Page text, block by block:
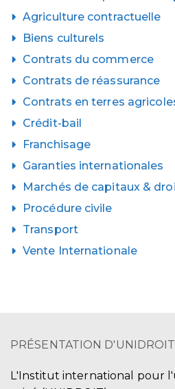
Agriculture contractuelle
Biens culturels
Contrats du commerce
Contrats de réassurance
Contrats en terres
Crédit-bail
Franchisage
Garanties internationales
Marchés de capitaux &
Procédure civile
Transport
Vente Internationale
PRÉSENTATION D'UNIDROIT
L'Institut international pour